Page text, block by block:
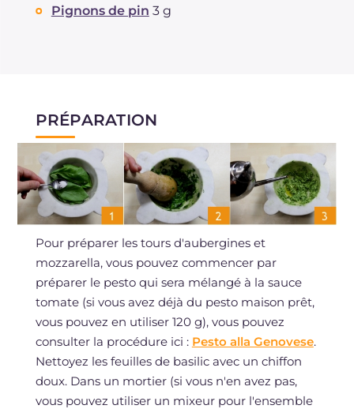
Pignons de pin 3 g
PRÉPARATION
Pour préparer les tours d'aubergines et
mozzarella, vous pouvez commencer par
préparer le pesto qui sera mélangé à la sauce
tomate (si vous avez déjà du pesto maison prêt,
vous pouvez en utiliser 120 g), vous pouvez
consulter la procédure ici : Pesto alla Genovese.
Nettoyez les feuilles de basilic avec un chiffon
doux. Dans un mortier (si vous n'en avez pas,
vous pouvez utiliser un mixeur pour l'ensemble